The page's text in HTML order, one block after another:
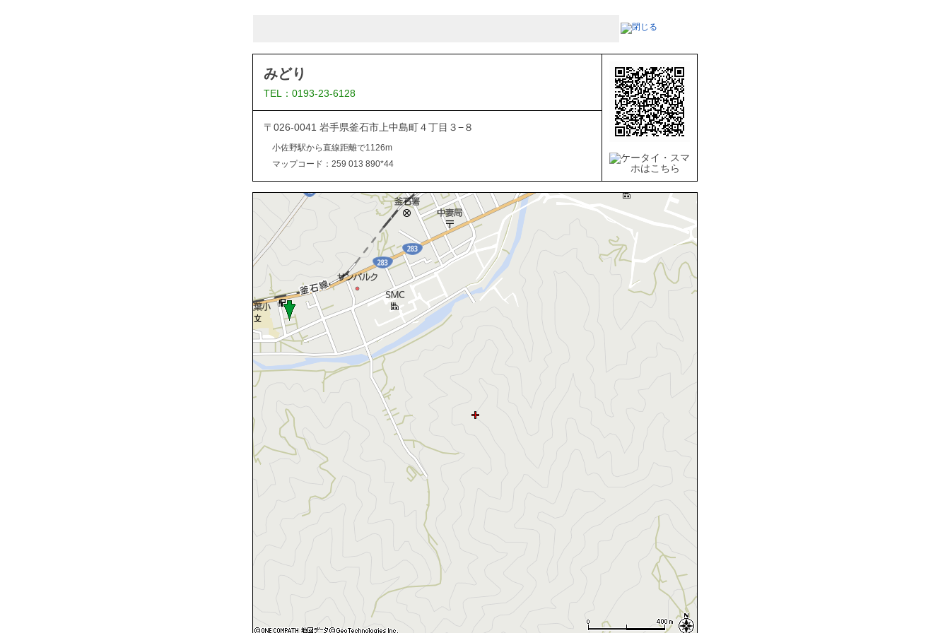
みどり
TEL：0193-23-6128
〒026-0041 岩手県釜石市上中島町４丁目３−８
小佐野駅から直線距離で1126m
マップコード：259 013 890*44